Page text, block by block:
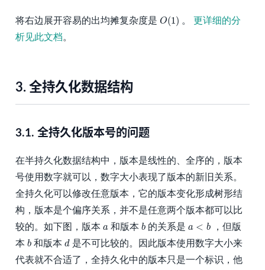
将右边展开容易的出均摊复杂度是 O(1)
O(1 ) 。 更详细的分
析见此文档。
3.全持久化数据结构
3.1. 全持久化版本号的问题
在半持久化数据结构中，版本是线性的、全序的，版本
号使用数字就可以，数字大小表现了版本的新旧关系。
全持久化可以修改任意版本，它的版本变化形成树形结
构，版本是个偏序关系，并不是任意两个版本都可以比
较的。如下图，版本 a
a和版本 b
b的关系是 a < b
a< b
，但版
本 b
b和版本 d
d是不可比较的。因此版本使用数字大小来
代表就不合适了，全持久化中的版本只是一个标识，他